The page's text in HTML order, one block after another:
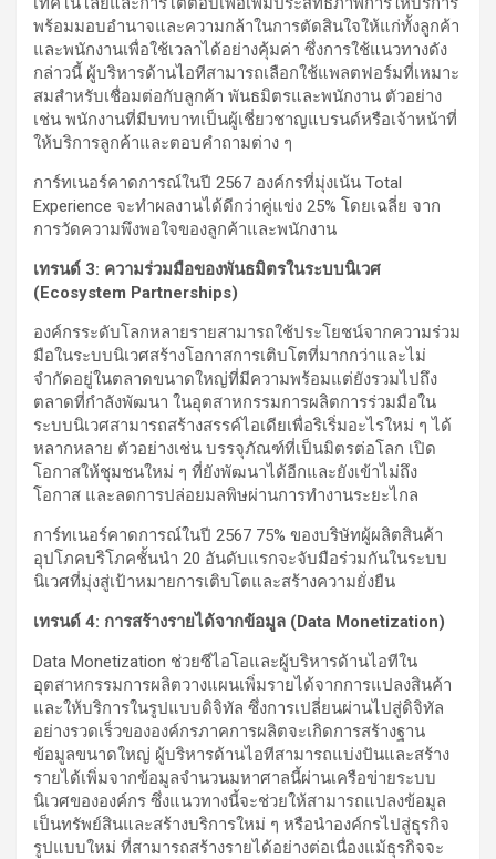
พร้อมมอบอำนาจและความกล้าในการตัดสินใจให้แก่ทั้งลูกค้า
และพนักงานเพื่อใช้เวลาได้อย่างคุ้มค่า ซึ่งการใช้แนวทางดัง
กล่าวนี้ ผู้บริหารด้านไอทีสามารถเลือกใช้แพลตฟอร์มที่เหมาะ
สมสำหรับเชื่อมต่อกับลูกค้า พันธมิตรและพนักงาน ตัวอย่าง
เช่น พนักงานที่มีบทบาทเป็นผู้เชี่ยวชาญแบรนด์หรือเจ้าหน้าที่
ให้บริการลูกค้าและตอบคำถามต่าง ๆ
การ์ทเนอร์คาดการณ์ในปี 2567 องค์กรที่มุ่งเน้น Total
Experience จะทำผลงานได้ดีกว่าคู่แข่ง 25% โดยเฉลี่ย จาก
การวัดความพึงพอใจของลูกค้าและพนักงาน
เทรนด์ 3: ความร่วมมือของพันธมิตรในระบบนิเวศ
(Ecosystem Partnerships)
องค์กรระดับโลกหลายรายสามารถใช้ประโยชน์จากความร่วม
มือในระบบนิเวศสร้างโอกาสการเติบโตที่มากกว่าและไม่
จำกัดอยู่ในตลาดขนาดใหญ่ที่มีความพร้อมแต่ยังรวมไปถึง
ตลาดที่กำลังพัฒนา ในอุตสาหกรรมการผลิตการร่วมมือใน
ระบบนิเวศสามารถสร้างสรรค์ไอเดียเพื่อริเริ่มอะไรใหม่ ๆ ได้
หลากหลาย ตัวอย่างเช่น บรรจุภัณฑ์ที่เป็นมิตรต่อโลก เปิด
โอกาสให้ชุมชนใหม่ ๆ ที่ยังพัฒนาได้อีกและยังเข้าไม่ถึง
โอกาส และลดการปล่อยมลพิษผ่านการทำงานระยะไกล
การ์ทเนอร์คาดการณ์ในปี 2567 75% ของบริษัทผู้ผลิตสินค้า
อุปโภคบริโภคชั้นนำ 20 อันดับแรกจะจับมือร่วมกันในระบบ
นิเวศที่มุ่งสู่เป้าหมายการเติบโตและสร้างความยั่งยืน
เทรนด์ 4: การสร้างรายได้จากข้อมูล (Data Monetization)
Data Monetization ช่วยซีไอโอและผู้บริหารด้านไอทีใน
อุตสาหกรรมการผลิตวางแผนเพิ่มรายได้จากการแปลงสินค้า
และให้บริการในรูปแบบดิจิทัล ซึ่งการเปลี่ยนผ่านไปสู่ดิจิทัล
อย่างรวดเร็วขององค์กรภาคการผลิตจะเกิดการสร้างฐาน
ข้อมูลขนาดใหญ่ ผู้บริหารด้านไอทีสามารถแบ่งปันและสร้าง
รายได้เพิ่มจากข้อมูลจำนวนมหาศาลนี้ผ่านเครือข่ายระบบ
นิเวศขององค์กร ซึ่งแนวทางนี้จะช่วยให้สามารถแปลงข้อมูล
เป็นทรัพย์สินและสร้างบริการใหม่ ๆ หรือนำองค์กรไปสู่ธุรกิจ
รูปแบบใหม่ ที่สามารถสร้างรายได้อย่างต่อเนื่องแม้ธุรกิจจะ